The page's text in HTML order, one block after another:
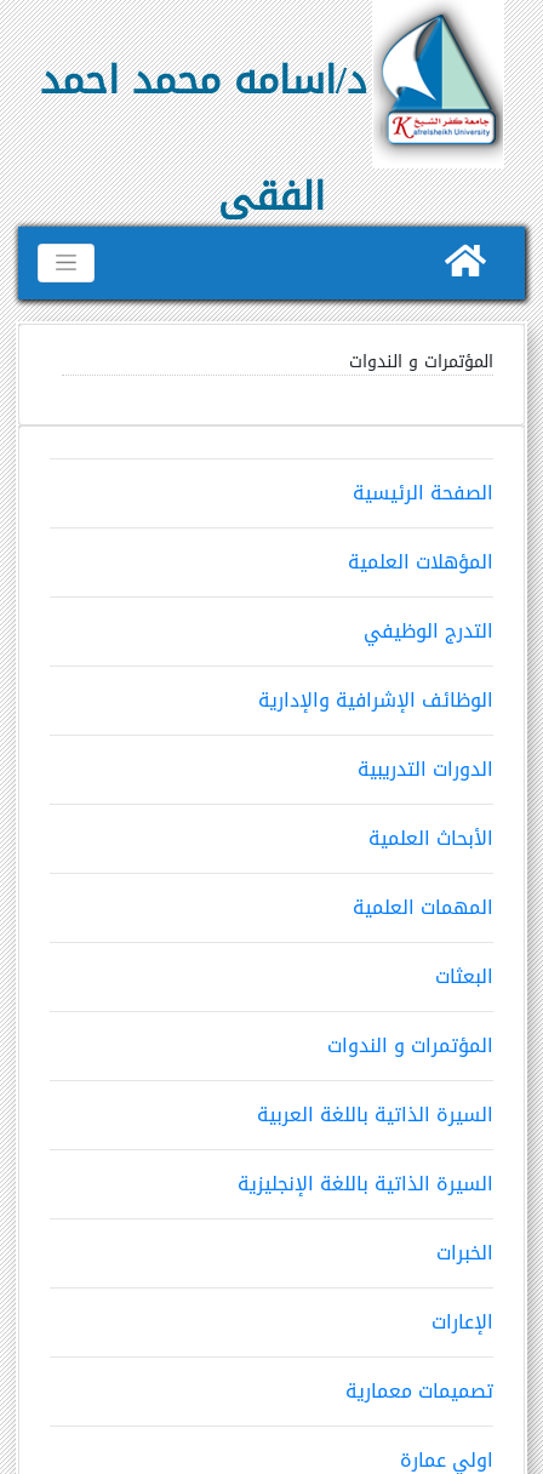
د/اسامه محمد احمد
الفقى
الصفحة الرئيسية
المؤهلات العلمية
التدرج الوظيفي
الوظائف الإشرافية والإدارية
الدورات التدريبية
الأبحاث العلمية
المهمات العلمية
البعثات
المؤتمرات و الندوات
السيرة الذاتية باللغة العربية
السيرة الذاتية باللغة الإنجليزية
الخبرات
الإعارات
تصميمات معمارية
اولي عمارة
المؤتمرات و الندوات